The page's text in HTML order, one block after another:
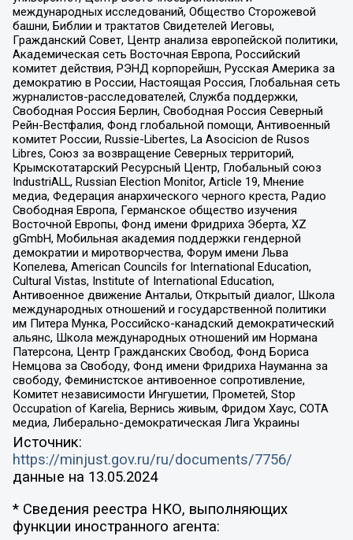
международных исследований, Общество Сторожевой
башни, Библии и трактатов Свидетелей Иеговы,
Гражданский Совет, Центр анализа европейской политики,
Академическая сеть Восточная Европа, Российский
комитет действия, РЭНД корпорейшн, Русская Америка за
демократию в России, Настоящая Россия, Глобальная сеть
журналистов-расследователей, Служба поддержки,
Свободная Россия Берлин, Свободная Россия Северный
Рейн-Вестфалия, Фонд глобальной помощи, Антивоенный
комитет России, Russie-Libertes, La Asocicion de Rusos
Libres, Союз за возвращение Северных территорий,
Крымскотатарский Ресурсный Центр, Глобальный союз
IndustriALL, Russian Election Monitor, Article 19, Мнение
медиа, Федерация анархического черного креста, Радио
Свободная Европа, Германское общество изучения
Восточной Европы, Фонд имени Фридриха Эберта, XZ
gGmbH, Мобильная академия поддержки гендерной
демократии и миротворчества, Форум имени Льва
Копелева, American Councils for International Education,
Cultural Vistas, Institute of International Education,
Антивоенное движение Антальи, Открытый диалог, Школа
международных отношений и государственной политики
им Питера Мунка, Российско-канадский демократический
альянс, Школа международных отношений им Нормана
Патерсона, Центр Гражданских Свобод, Фонд Бориса
Немцова за Свободу, Фонд имени Фридриха Науманна за
свободу, Феминистское антивоенное сопротивление,
Комитет независимости Ингушетии, Прометей, Stop
Occupation of Karelia, Вернись живым, Фридом Хаус, СОТА
медиа, Либерально-демократическая Лига Украины
Источник:
https://minjust.gov.ru/ru/documents/7756/
данные на 13.05.2024
* Сведения реестра НКО, выполняющих
функции иностранного агента: